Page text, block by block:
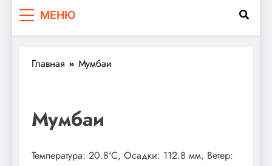
МЕНЮ
Главная Мумбаи
Мумбаи
Температура: 20.8°C, Осадки: 112.8 мм, Ветер: